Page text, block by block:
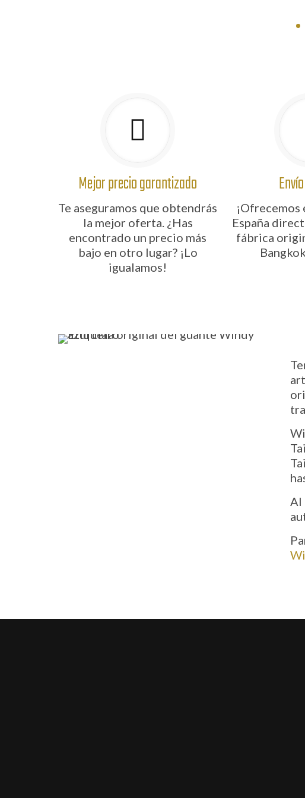
Mejor precio garantizado
Te aseguramos que obtendrás
la mejor oferta. ¿Has
encontrado un precio más
bajo en otro lugar? ¡Lo
igualamos!
España
fábrica
Al